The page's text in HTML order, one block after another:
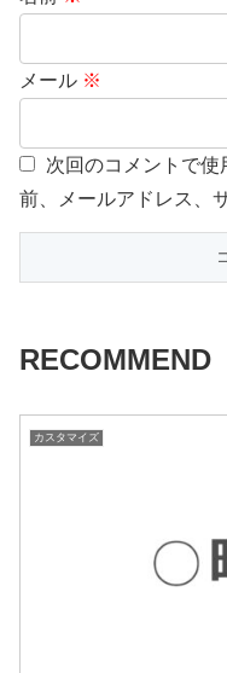
メール ※
次回のコメントで使
前、メールアドレス、
RECOMMEND
カスタマイズ